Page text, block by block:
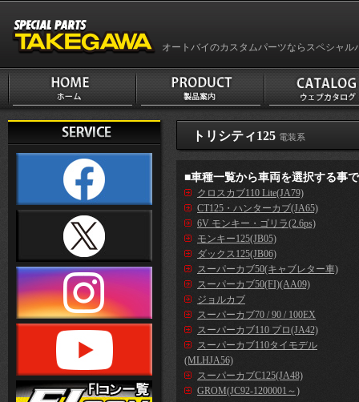
オートバイのカスタムパーツならスペシャル
トリシティ125 電装系
■車種一覧から車両を選択する事
クロスカブ110 Lite(JA79)
CT125・ハンターカブ(JA65)
6V モンキー・ゴリラ(2.6ps)
モンキー125(JB05)
ダックス125(JB06)
スーパーカブ50(キャブレター車)
スーパーカブ50(FI)(AA09)
ジョルカブ
スーパーカブ70 / 90 / 100EX
スーパーカブ110 プロ(JA42)
スーパーカブ110タイモデル
(MLHJA56)
スーパーカブC125(JA48)
GROM(JC92-1200001～)